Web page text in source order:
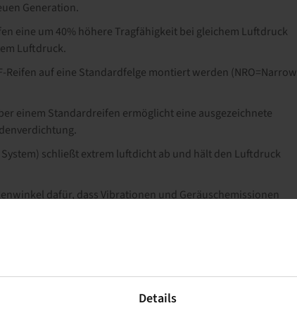
Details
Generation.
eine um 40% höhere Tragfähigkeit bei gleichem Luftdruck
Luftdruck.
Reifen auf eine Standardfelge montiert werden (NRO=Narrow
einem Standardreifen ermöglicht eine ausgezeichnete
schließt extrem luftdicht ab und hält den Luftdruck
dafür, dass Vibrationen und Geräuschemissionen
auch bei Straßenfahrten muss der Luftdruck nicht
Bodenbedingungen eine um 10% längere
für die Bereiche Agrar, Industrie- und Baumaschinen,